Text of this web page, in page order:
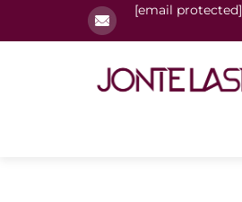
[email protected]